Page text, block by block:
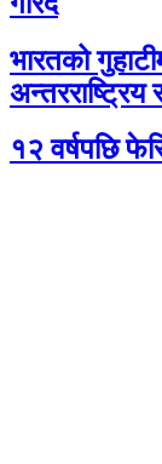
भारतको
१२ वर्षपछि